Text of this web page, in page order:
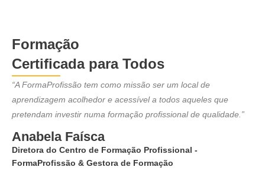
Formação
Certificada para Todos
“A FormaProfissão tem como missão ser um local de
aprendizagem acolhedor e acessível a todos aqueles que
pretendam investir numa formação profissional de qualidade.”
Anabela Faísca
Diretora do Centro de Formação Profissional -
FormaProfissão & Gestora de Formação